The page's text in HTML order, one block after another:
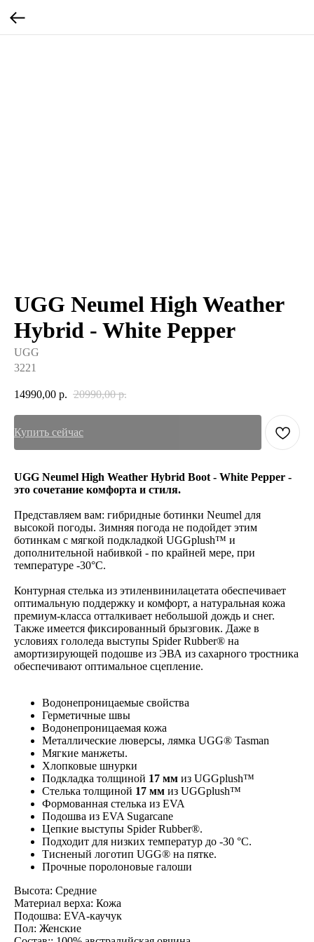
UGG Neumel High Weather
Hybrid - White Pepper
UGG
3221
14990,00 р. 20990,00 р.
Купить сейчас
UGG Neumel High Weather Hybrid Boot - White Pepper -
это сочетание комфорта и стиля.
Представляем вам: гибридные ботинки Neumel для
высокой погоды. Зимняя погода не подойдет этим
ботинкам с мягкой подкладкой UGGplush™ и
дополнительной набивкой - по крайней мере, при
температуре -30°C.
Контурная стелька из этиленвинилацетата обеспечивает
оптимальную поддержку и комфорт, а натуральная кожа
премиум-класса отталкивает небольшой дождь и снег.
Также имеется фиксированный брызговик. Даже в
условиях гололеда выступы Spider Rubber® на
амортизирующей подошве из ЭВА из сахарного тростника
обеспечивают оптимальное сцепление.
Водонепроницаемые свойства
Герметичные швы
Водонепроницаемая кожа
Металлические люверсы, лямка UGG® Tasman
Мягкие манжеты.
Хлопковые шнурки
Подкладка толщиной 17 мм из UGGplush™
Стелька толщиной 17 мм из UGGplush™
Формованная стелька из EVA
Подошва из EVA Sugarcane
Цепкие выступы Spider Rubber®.
Подходит для низких температур до -30 °C.
Тисненый логотип UGG® на пятке.
Прочные поролоновые галоши
Высота: Средние
Материал верха: Кожа
Подошва: EVA-каучук
Пол: Женские